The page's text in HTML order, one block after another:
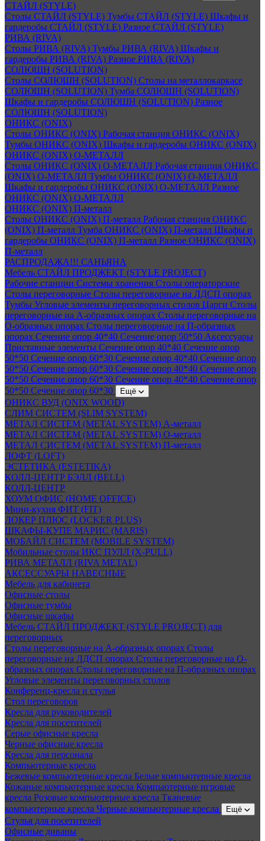
СТАЙЛ (STYLE)
Столы СТАЙЛ (STYLE) Тумбы СТАЙЛ (STYLE) Шкафы и
гардеробы СТАЙЛ (STYLE) Разное СТАЙЛ (STYLE)
РИВА (RIVA)
Столы РИВА (RIVA) Тумбы РИВА (RIVA) Шкафы и
гардеробы РИВА (RIVA) Разное РИВА (RIVA)
СОЛЮШН (SOLUTION)
Столы СОЛЮШН (SOLUTION) Столы на металлокаркасе
СОЛЮШН (SOLUTION) Тумба СОЛЮШН (SOLUTION)
Шкафы и гардеробы СОЛЮШН (SOLUTION) Разное
СОЛЮШН (SOLUTION)
ОНИКС (ONIX)
Столы ОНИКС (ONIX) Рабочая станция ОНИКС (ONIX)
Тумбы ОНИКС (ONIX) Шкафы и гардеробы ОНИКС (ONIX)
ОНИКС (ONIX) O-МЕТАЛЛ
Столы ОНИКС (ONIX) O-МЕТАЛЛ Рабочая станция ОНИКС
(ONIX) O-МЕТАЛЛ Тумбы ОНИКС (ONIX) O-МЕТАЛЛ
Шкафы и гардеробы ОНИКС (ONIX) O-МЕТАЛЛ Разное
ОНИКС (ONIX) O-МЕТАЛЛ
ОНИКС (ONIX) П-металл
Столы ОНИКС (ONIX) П-металл Рабочая станция ОНИКС
(ONIX) П-металл Тумба ОНИКС (ONIX) П-металл Шкафы и
гардеробы ОНИКС (ONIX) П-металл Разное ОНИКС (ONIX)
П-металл
РАСПРОДАЖА!!! САНЬЯНА
Мебель СТАЙЛ ПРОДЖЕКТ (STYLE PROJECT)
Рабочие станции Системы хранения Столы операторские
Столы переговорные Столы переговорные на ЛДСП опорах
Тумбы Угловые элементы переговорных столов Царги Столы
переговорные на А-образных опорах Столы переговорные на
О-образных опорах Столы переговорные на П-образных
опорах Сечение опор 40*40 Сечение опор 50*50 Аксессуары
Приставные элементы Сечение опор 40*40 Сечение опор
50*50 Сечение опор 60*30 Сечение опор 40*40 Сечение опор
50*50 Сечение опор 60*30 Сечение опор 40*40 Сечение опор
50*50 Сечение опор 60*30 Сечение опор 40*40 Сечение опор
50*50 Сечение опор 60*30 Ещё
ОНИКС ВУД (ONIX WOOD)
СЛИМ СИСТЕМ (SLIM SYSTEM)
МЕТАЛ СИСТЕМ (METAL SYSTEM) А-металл
МЕТАЛ СИСТЕМ (METAL SYSTEM) О-металл
МЕТАЛ СИСТЕМ (METAL SYSTEM) П-металл
ЛОФТ (LOFT)
ЭСТЕТИКА (ESTETIKA)
КОЛЛ-ЦЕНТР БЭЛЛ (BELL)
КОЛЛ-ЦЕНТР
ХОУМ ОФИС (HOME OFFICE)
Мини-кухня ФИТ (FIT)
ЛОКЕР ПЛЮС (LOCKER PLUS)
ШКАФЫ-КУПЕ МАРИС (MARIS)
МОБАЙЛ СИСТЕМ (MOBILE SYSTEM)
Мобильные столы ИКС ПУЛЛ (X-PULL)
РИВА МЕТАЛЛ (RIVA METAL)
АКСЕССУАРЫ НАВЕСНЫЕ
Мебель для кабинета
Офисные столы
Офисные тумбы
Офисные шкафы
Мебель СТАЙЛ ПРОДЖЕКТ (STYLE PROJECT) для
переговорных
Столы переговорные на А-образных опорах Столы
переговорные на ЛДСП опорах Столы переговорные на О-
образных опорах Столы переговорные на П-образных опорах
Угловые элементы переговорных столов
Конференц-кресла и стулья
Стол переговоров
Кресла для руководителей
Кресла для посетителей
Серые офисные кресла
Черные офисные кресла
Кресла для персонала
Компьютерные кресла
Бежевые компьютерные кресла Белые компьютерные кресла
Кожаные компьютерные кресла Компьютерные игровые
кресла Розовые компьютерные кресла Тканевые
компьютерные кресла Черные компьютерные кресла Ещё
Стулья для посетителей
Офисные диваны